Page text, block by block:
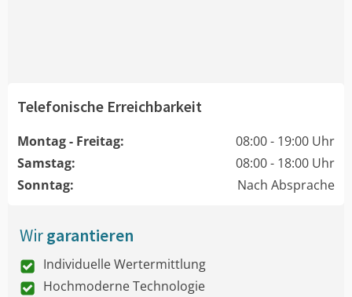
Telefonische Erreichbarkeit
Montag - Freitag:
08:00 - 19:00 Uhr
Samstag:
08:00 - 18:00 Uhr
Sonntag:
Nach Absprache
Wirgarantieren
Individuelle Wertermittlung
Hochmoderne Technologie